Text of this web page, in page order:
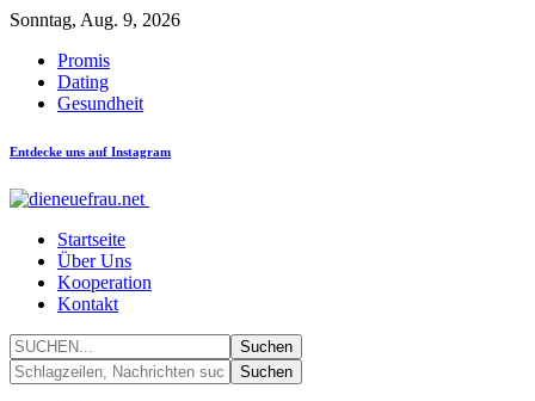
Sonntag, Aug. 9, 2026
Promis
Dating
Gesundheit
Entdecke uns auf Instagram
Startseite
Über Uns
Kooperation
Kontakt